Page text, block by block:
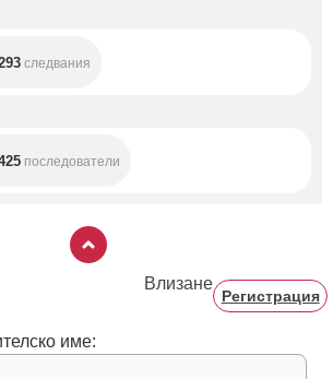
следвания
последователи
Влизане
Регистрация
име: